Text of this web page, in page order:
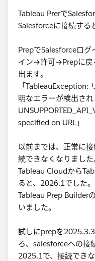
Tableau Prerで
Salesforceに接続する
PrepでSalesforceロ
イン→許可→Prepに戻
出ます。
「TableauException:
明なエラーが検出さ
specified on URL」
以前までは、正常に
続できなくなりました
Tableau Cloudから
ると、2026.1でした。
Tableau Prep Builder
いました。
試しにprepを
ろ、salesforceへの接
2025.1で、接続でき